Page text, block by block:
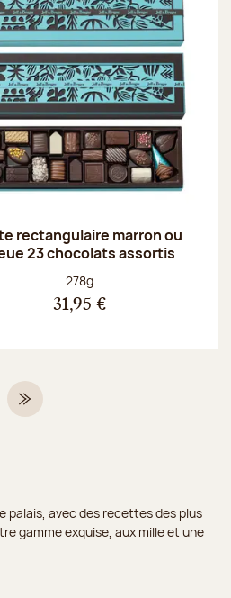
rectangulaire marron ou
23 chocolats assortis
Poids net :
278g
31,95 €
suivante
Dernière page
palais, avec des recettes des plus
gamme exquise, aux mille et une